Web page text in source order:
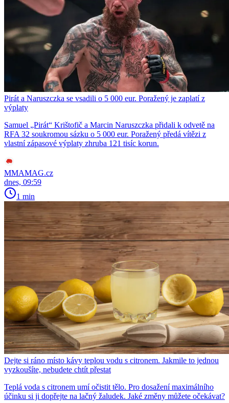
Pirát a Naruszczka se vsadili o 5 000 eur. Poražený je zaplatí z
výplaty
Samuel „Pirát“ Krištofič a Marcin Naruszczka přidali k odvetě na
RFA 32 soukromou sázku o 5 000 eur. Poražený předá vítězi z
vlastní zápasové výplaty zhruba 121 tisíc korun.
MMAMAG.cz
dnes, 09:59
1 min
Dejte si ráno místo kávy teplou vodu s citronem. Jakmile to jednou
vyzkoušíte, nebudete chtít přestat
Teplá voda s citronem umí očistit tělo. Pro dosažení maximálního
účinku si ji dopřejte na lačný žaludek. Jaké změny můžete očekávat?